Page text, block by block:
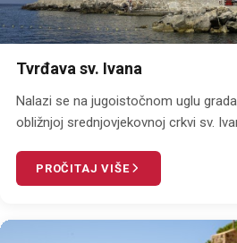
Tvrđava sv. Ivana
Nalazi se na jugoistočnom uglu
obližnjoj srednjovjekovnoj crkvi sv.
PROČITAJ VIŠE